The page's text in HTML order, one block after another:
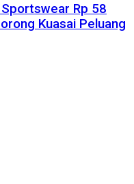
Rp 58
Kuasai Peluang